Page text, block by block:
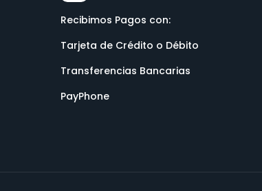
Recibimos Pagos con:
Tarjeta de Crédito o Débito
Transferencias Bancarias
PayPhone